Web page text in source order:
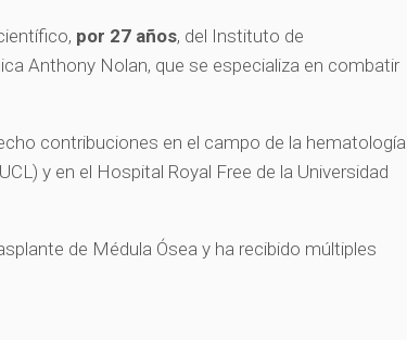
por 27 años, del Instituto de
Anthony Nolan, que se especializa en combatir
contribuciones en el campo de la hematología
y en el Hospital Royal Free de la Universidad
de Médula Ósea y ha recibido múltiples